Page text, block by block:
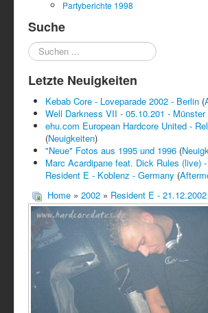
Partyberichte 1998
Suche
Suchen
...
Letzte Neuigkeiten
Kebab Core - Loveparade 2002 - Berlin (
Well Darkness VII - 05.10.201 - Münster
ehu.com European Hardcore United -
(Neuigkeiten)
"Neue" Fotos aus 1995 und 1996 (
Marc Acardipane feat. Dick Rules (live)
Resident E - Koblenz - Germany (
Home » 2002 » Resident E - 21.12.2002